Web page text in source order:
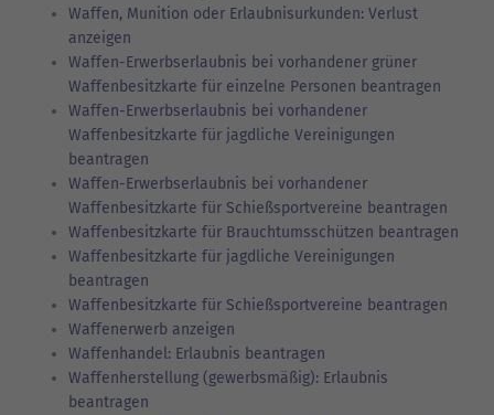
Waffen, Munition oder Erlaubnisurkunden: Verlust
anzeigen
Waffen-Erwerbserlaubnis bei vorhandener grüner
Waffenbesitzkarte für einzelne Personen beantragen
Waffen-Erwerbserlaubnis bei vorhandener
Waffenbesitzkarte für jagdliche Vereinigungen
beantragen
Waffen-Erwerbserlaubnis bei vorhandener
Waffenbesitzkarte für Schießsportvereine beantragen
Waffenbesitzkarte für Brauchtumsschützen beantragen
Waffenbesitzkarte für jagdliche Vereinigungen
beantragen
Waffenbesitzkarte für Schießsportvereine beantragen
Waffenerwerb anzeigen
Waffenhandel: Erlaubnis beantragen
Waffenherstellung (gewerbsmäßig): Erlaubnis
beantragen